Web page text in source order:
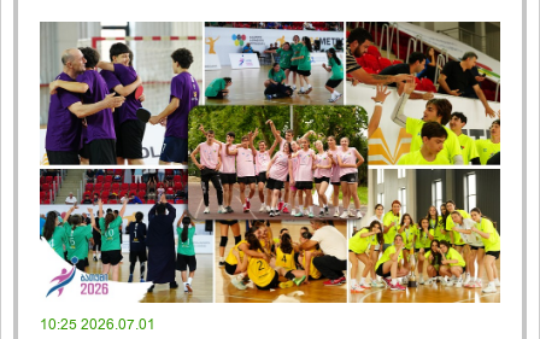
10:25 2026.07.01